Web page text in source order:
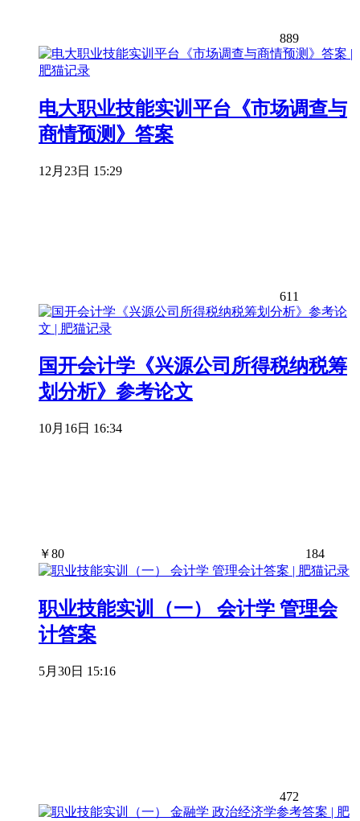
889
电大职业技能实训平台《市场调查与
商情预测》答案
12月23日 15:29
611
国开会计学《兴源公司所得税纳税筹
划分析》参考论文
10月16日 16:34
￥80 184
职业技能实训（一） 会计学 管理会
计答案
5月30日 15:16
472